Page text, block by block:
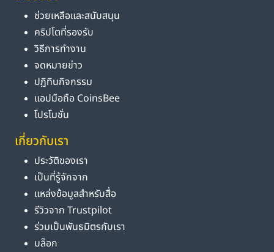
ช่วยเหลือและสนับสนุน
คริปโตที่รองรับ
วิธีการทำงาน
จดหมายข่าว
ปฏิทินกิจกรรม
แอปมือถือ CoinsBee
โปรโมชั่น
เกี่ยวกับเรา
ประวัติของเรา
เป็นที่รู้จักจาก
แหล่งข้อมูลสำหรับสื่อ
รีวิวจาก Trustpilot
ร่วมเป็นพันธมิตรกับเรา
บล็อก